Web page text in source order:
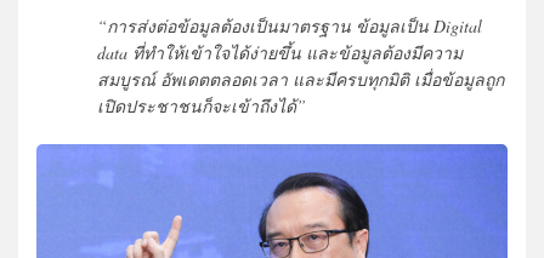
“การส่งต่อข้อมูลต้องเป็นมาตรฐาน ข้อมูลเป็น Digital
data ที่ทำให้เข้าใจได้ง่ายขึ้น และข้อมูลต้องมีความ
สมบูรณ์ อัพเดตตลอดเวลา และมีครบทุกมิติ เมื่อข้อมูลถูก
เปิดประชาชนก็จะเข้าถึงได้”